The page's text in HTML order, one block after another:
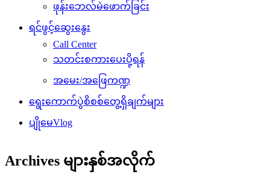
ဖုန်းဘေလ်မဲဖောက်ခြင်း
ရင်ဖွင့်ဆွေးနွေး
Call Center
သတင်းစကားပေးပို့ရန်
အမေး/အဖြေကဏ္ဍ
ရွေးကောက်ပွဲစိစစ်တွေ့ရှိချက်များ
ပျိုမေVlog
Archives များနှစ်အလိုက်